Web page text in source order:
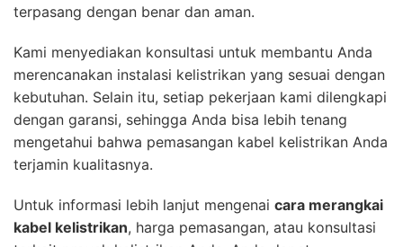
terpasang dengan benar dan aman.
Kami menyediakan konsultasi untuk membantu Anda
merencanakan instalasi kelistrikan yang sesuai dengan
kebutuhan. Selain itu, setiap pekerjaan kami dilengkapi
dengan garansi, sehingga Anda bisa lebih tenang
mengetahui bahwa pemasangan kabel kelistrikan Anda
terjamin kualitasnya.
Untuk informasi lebih lanjut mengenai cara merangkai
kabel kelistrikan, harga pemasangan, atau konsultasi